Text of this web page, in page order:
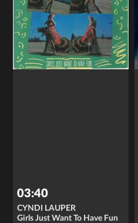
03:40
CYNDI LAUPER
Girls Just Want To Have Fun